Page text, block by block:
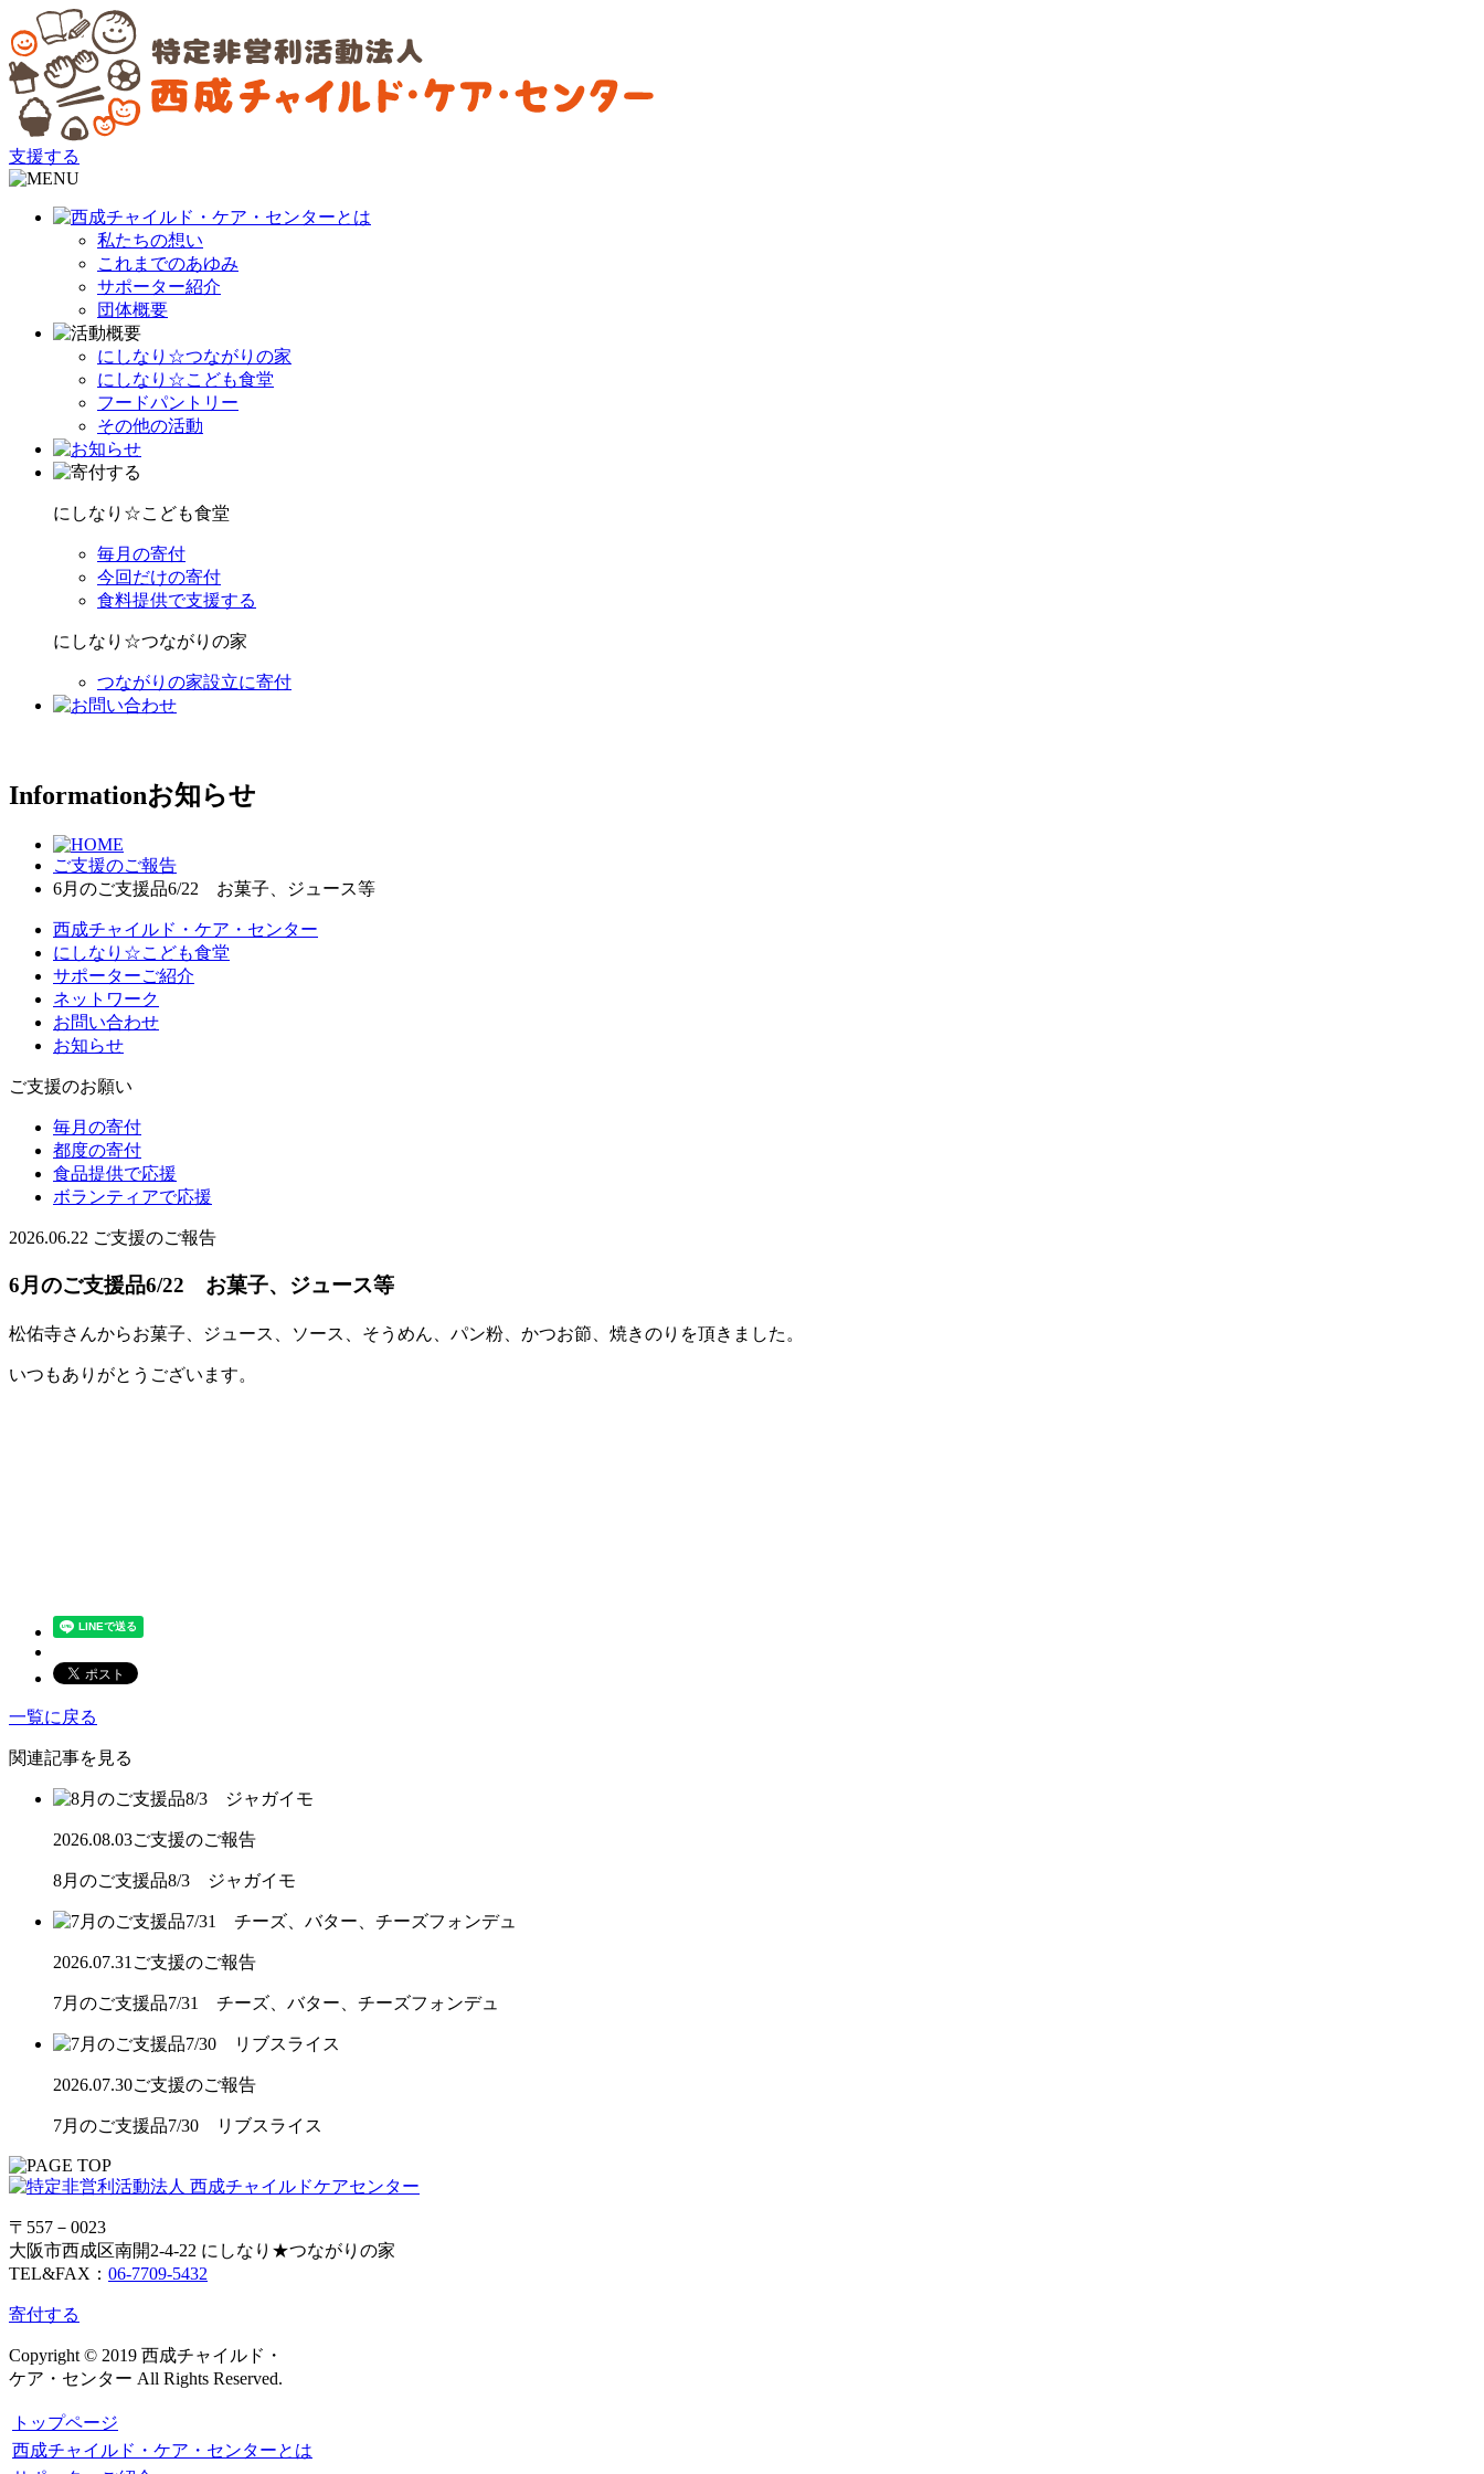
支援する
私たちの想い
これまでのあゆみ
サポーター紹介
団体概要
にしなり☆つながりの家
にしなり☆こども食堂
フードパントリー
その他の活動
にしなり☆こども食堂
毎月の寄付
今回だけの寄付
食料提供で支援する
にしなり☆つながりの家
つながりの家設立に寄付
Informationお知らせ
ご支援のご報告
6月のご支援品6/22 お菓子、ジュース等
西成チャイルド・ケア・センター
にしなり☆こども食堂
サポーターご紹介
ネットワーク
お問い合わせ
お知らせ
ご支援のお願い
毎月の寄付
都度の寄付
食品提供で応援
ボランティアで応援
2026.06.22 ご支援のご報告
6月のご支援品6/22 お菓子、ジュース等
松佑寺さんからお菓子、ジュース、ソース、そうめん、パン粉、かつお節、焼きのりを頂きました。
いつもありがとうございます。
一覧に戻る
関連記事を見る
2026.08.03ご支援のご報告
8月のご支援品8/3 ジャガイモ
2026.07.31 ご支援のご報告
7月のご支援品7/31 チーズ、バター、チーズフォンデュ
2026.07.30ご支援のご報告
7月のご支援品7/30 リブスライス
〒557－0023
大阪市西成区南開2-4-22 にしなり★つながりの家
TEL&FAX： 06-7709-5432
寄付する
Copyright © 2019 西成チャイルド・
ケア・センター All Rights Reserved.
トップページ
西成チャイルド・ケア・センターとは